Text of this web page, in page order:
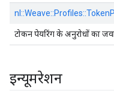
nl::Weave::Profiles::
टोकन पेयरिंग के अनुरोधों का
इन्यूमरेशन